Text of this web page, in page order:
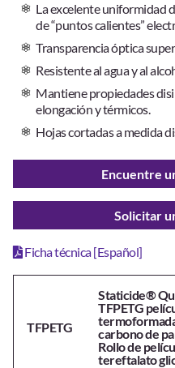
La excelente uniformidad
de “puntos calientes”
Transparencia óptica
Resistente al agua y al
Mantiene propiedades
elongación y térmicos.
Hojas cortadas a medida
Encuentre
Solicitar
Ficha técnica [Español]
TFPETG
Staticide®
TFPETG
carbono de
Rollo de
tereftalato